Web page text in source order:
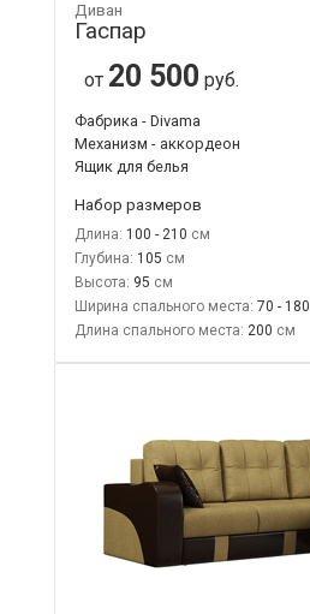
Диван
Гаспар
от 20 500 руб.
Фабрика - Divama
Механизм - аккордеон
Ящик для белья
Набор размеров
Длина: 100 - 210
Глубина: 105
Высота: 95
Ширина спального места: 70 - 180
Длина спального места: 200